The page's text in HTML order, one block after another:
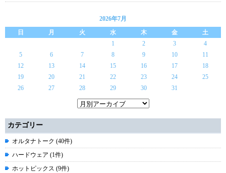
2026年7月
日
月 火 水 木 金
土
1
2 3
4
5
6 7 8 9 10
11
12
13 14 15 16 17
18
19
20 21 22 23 24
25
26
27 28 29 30 31
カテゴリー
オルタナトーク (40件)
ハードウェア (1件)
ホットピックス (9件)